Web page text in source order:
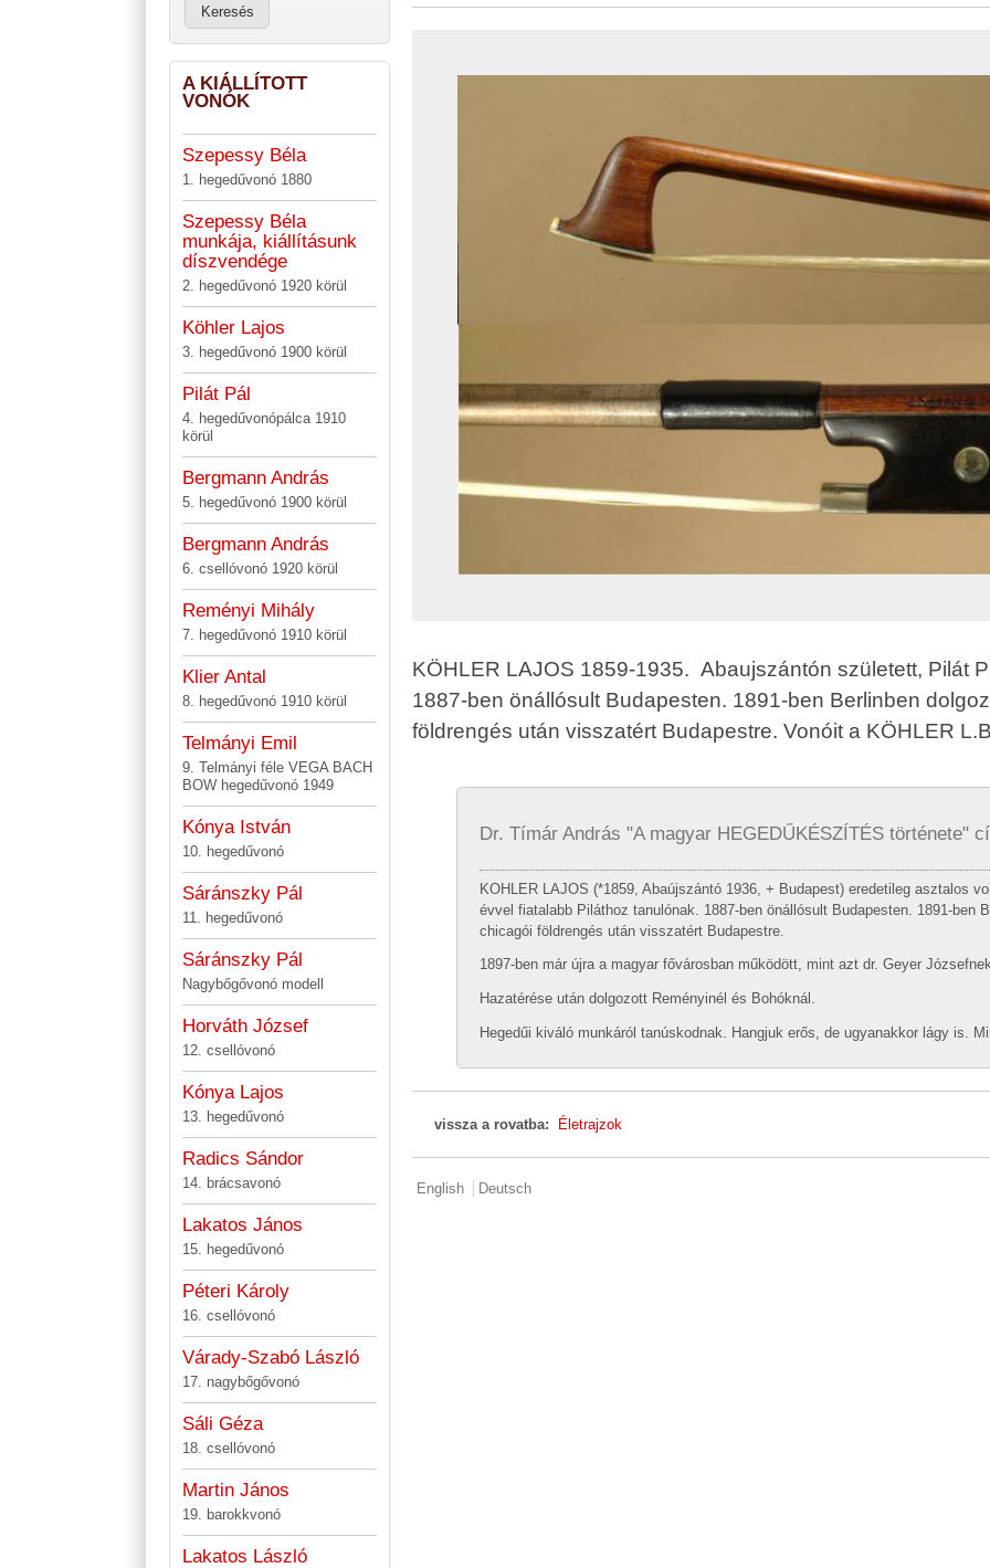
A KIÁLLÍTOTT
VONÓK
Szepessy Béla
1. hegedűvonó 1880
Szepessy Béla
munkája, kiállításunk
díszvendége
2. hegedűvonó 1920 körül
Köhler Lajos
3. hegedűvonó 1900 körül
Pilát Pál
4. hegedűvonópálca 1910
körül
Bergmann András
5. hegedűvonó 1900 körül
Bergmann András
6. csellóvonó 1920 körül
Reményi Mihály
7. hegedűvonó 1910 körül
Klier Antal
8. hegedűvonó 1910 körül
Telmányi Emil
9. Telmányi féle VEGA BACH
BOW hegedűvonó 1949
Kónya István
10. hegedűvonó
Sáránszky Pál
11. hegedűvonó
Sáránszky Pál
Nagybőgővonó modell
Horváth József
12. csellóvonó
Kónya Lajos
13. hegedűvonó
Radics Sándor
14. brácsavonó
Lakatos János
15. hegedűvonó
Péteri Károly
16. csellóvonó
Várady-Szabó László
17. nagybőgővonó
Sáli Géza
18. csellóvonó
Martin János
19. barokkvonó
Lakatos László
KÖHLER LAJOS 1859-1935. Abaujszántón született, Pilát
1887-ben önállósult Budapesten. 1891-ben Berlinben
földrengés után visszatért Budapestre. Vonóit a KÖHLER
Dr. Tímár András "A magyar HEGEDŰKÉSZÍTÉS története"
KOHLER LAJOS (*1859, Abaújszántó 1936, + Budapest) eredetileg asztalos
évvel fiatalabb Piláthoz tanulónak. 1887-ben önálló­sult Budapesten. 1891-ben
chicagói földrengés után visszatért Budapestre.
1897-ben már újra a magyar fővárosban működött, mint azt dr. Geyer
Hazatérése után dolgozott Reményinél és Bohóknál.
Hegedűi kiváló munkáról tanúskodnak. Hangjuk erős, de ugyanakkor lágy is.
vissza a rovatba: Életrajzok
English Deutsch